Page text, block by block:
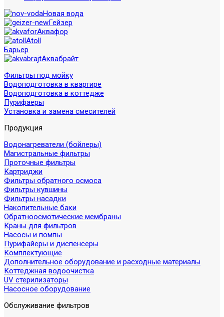
Новая вода
Гейзер
Аквафор
Atoll
Барьер
Аквабрайт
Фильтры под мойку
Водоподготовка в квартире
Водоподготовка в коттедже
Пурифаеры
Установка и замена смесителей
Продукция
Водонагреватели (бойлеры)
Магистральные фильтры
Проточные фильтры
Картриджи
Фильтры обратного осмоса
Фильтры кувшины
Фильтры насадки
Накопительные баки
Обратноосмотические мембраны
Краны для фильтров
Насосы и помпы
Пурифайеры и диспенсеры
Комплектующие
Дополнительное оборудование и расходные материалы
Коттеджная водоочистка
UV стерилизаторы
Насосное оборудование
Обслуживание фильтров